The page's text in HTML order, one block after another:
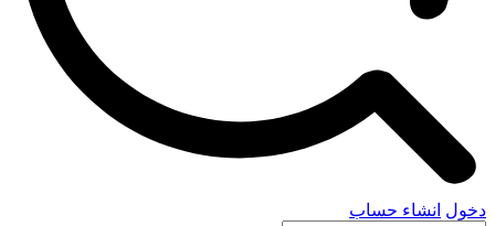
دخول انشاء حساب